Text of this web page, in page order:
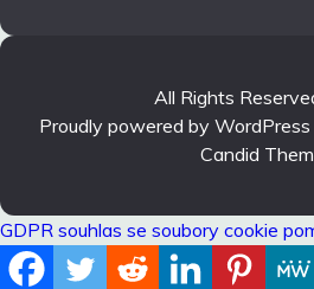
All Rights
Proudly powered by WordPress
Candid
GDPR souhlas se soubory cookie